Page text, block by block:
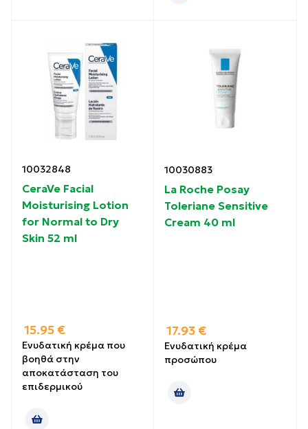
10032848
CeraVe Facial
Moisturising Lotion
for Normal to Dry
Skin 52 ml
15.95 €
Ενυδατική κρέμα που
βοηθά στην
αποκατάσταση του
επιδερμικού
10030883
La Roche Posay
Toleriane Sensitive
Cream 40 ml
17.93 €
Eνυδατική κρέμα
προσώπου